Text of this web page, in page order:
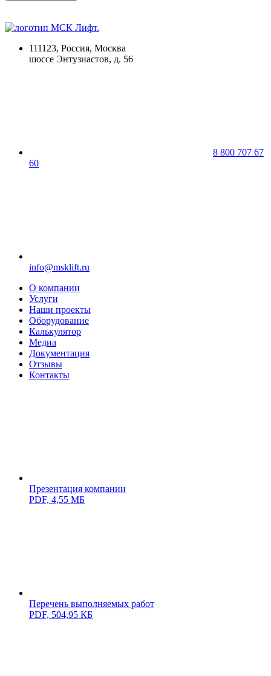
111123, Россия, Москва
шоссе Энтузиастов, д. 56
8 800 707 67
60
info@msklift.ru
О компании
Услуги
Наши проекты
Оборудование
Калькулятор
Медиа
Документация
Отзывы
Контакты
Презентация компании
PDF, 4,55 МБ
Перечень выполняемых работ
PDF, 504,95 КБ